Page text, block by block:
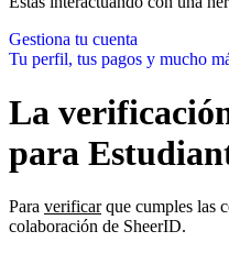
Gestiona tu cuenta
Tu perfil, tus pagos y mucho
La
para
Para verificarque cumples las
colaboración de SheerID.